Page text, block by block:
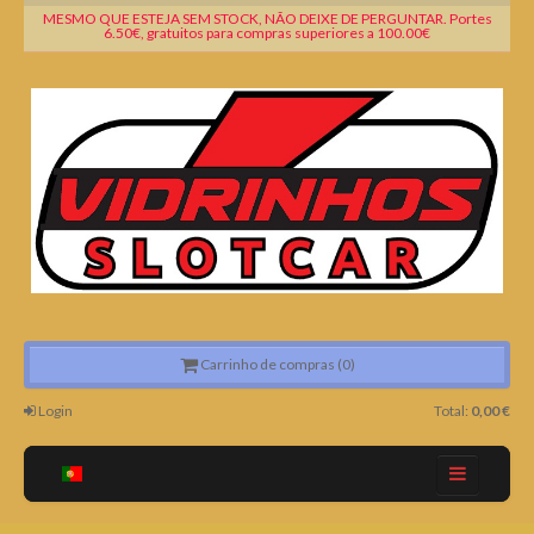
MESMO QUE ESTEJA SEM STOCK, NÃO DEIXE DE PERGUNTAR. Portes
6.50€, gratuitos para compras superiores a 100.00€
Carrinho de compras (0)
Login Total: 0,00 €